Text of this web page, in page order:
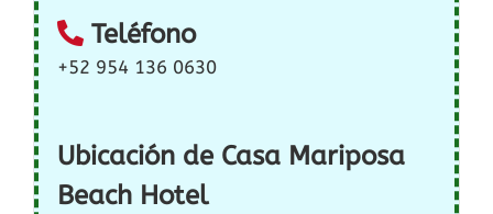
Teléfono
+52 954 136 0630
Ubicación de Casa Mariposa
Beach Hotel